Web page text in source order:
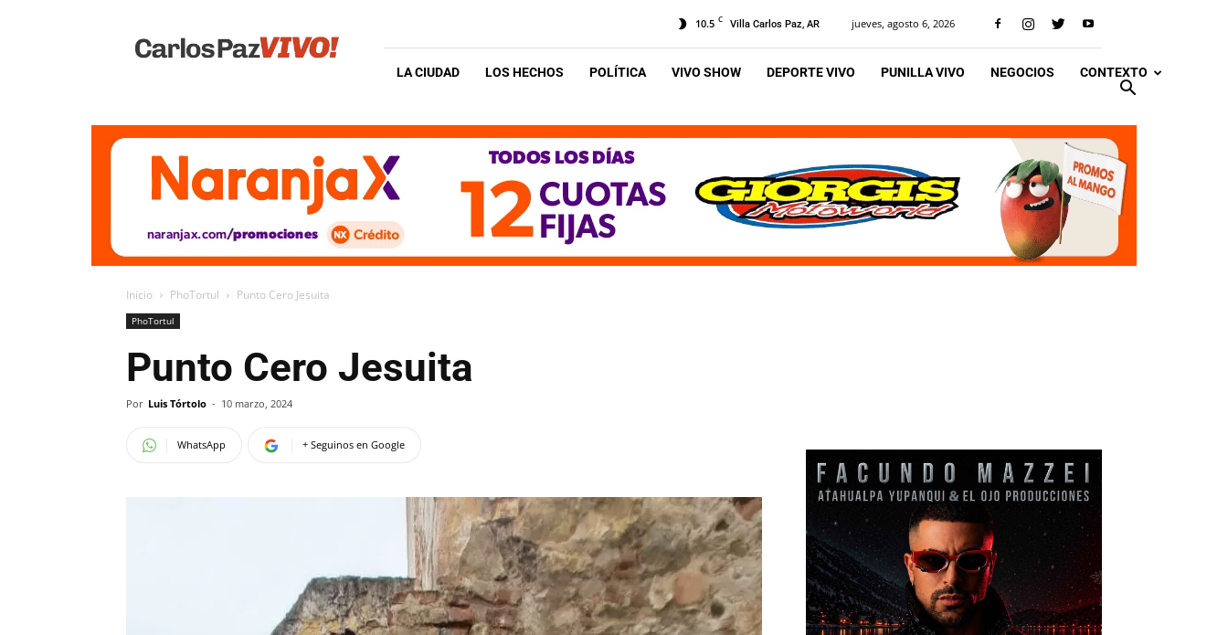
Vivo
10.5 C Villa Carlos Paz, AR jueves, agosto 6, 2026
LA CIUDAD LOS HECHOS POLÍTICA VIVO SHOW DEPORTE VIVO PUNILLA VIVO NEGOCIOS CONTEXTO
Inicio PhoTortul Punto Cero Jesuita
PhoTortul
Punto Cero Jesuita
Por Luis Tórtolo - 10 marzo, 2024
WhatsApp + Seguinos en Google